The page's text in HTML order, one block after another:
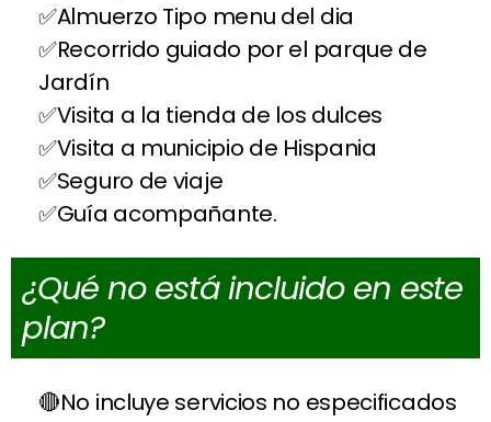
Almuerzo Tipo menu del dia
Recorrido guiado por el parque de
Jardín
Visita a la tienda de los dulces
Visita a municipio de Hispania
Seguro de viaje
Guía acompañante.
¿Qué no está incluido en este
plan?
No incluye servicios no especificados